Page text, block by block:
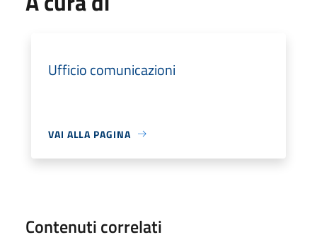
Ufficio comunicazioni
VAI ALLA PAGINA
Contenuti correlati